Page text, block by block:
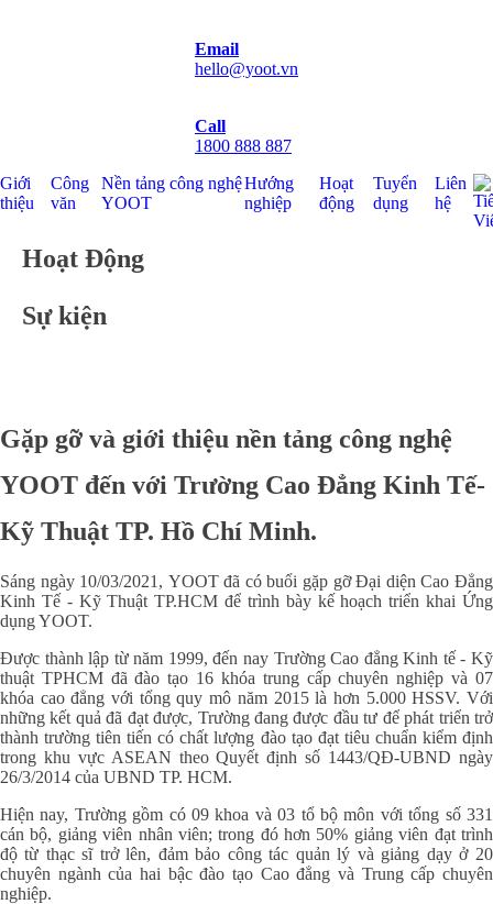
Email
hello@yoot.vn
Call
1800 888 887
Giới
thiệu
Công
văn
Nền tảng công nghệ
YOOT
Hướng
nghiệp
Hoạt
động
Tuyển
dụng
Liên
hệ
Hoạt Động
Sự kiện
Gặp gỡ và giới thiệu nền tảng công nghệ
YOOT đến với Trường Cao Đẳng Kinh Tế-
Kỹ Thuật TP. Hồ Chí Minh.
Sáng ngày 10/03/2021, YOOT đã có buổi gặp gỡ Đại diện Cao Đẳng
Kinh Tế - Kỹ Thuật TP.HCM để trình bày kế hoạch triển khai Ứng
dụng YOOT.
Được thành lập từ năm 1999, đến nay Trường Cao đẳng Kinh tế - Kỹ
thuật TPHCM đã đào tạo 16 khóa trung cấp chuyên nghiệp và 07
khóa cao đẳng với tổng quy mô năm 2015 là hơn 5.000 HSSV. Với
những kết quả đã đạt được, Trường đang được đầu tư để phát triển trở
thành trường tiên tiến có chất lượng đào tạo đạt tiêu chuẩn kiểm định
trong khu vực ASEAN theo Quyết định số 1443/QĐ-UBND ngày
26/3/2014 của UBND TP. HCM.
Hiện nay, Trường gồm có 09 khoa và 03 tổ bộ môn với tổng số 331
cán bộ, giảng viên nhân viên; trong đó hơn 50% giảng viên đạt trình
độ từ thạc sĩ trở lên, đảm bảo công tác quản lý và giảng dạy ở 20
chuyên ngành của hai bậc đào tạo Cao đẳng và Trung cấp chuyên
nghiệp.